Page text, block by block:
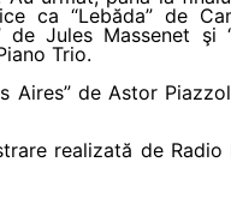
“Lebăda” de
de Jules Massenet şi
Trio.
Aires” de Astor
realizată de Radio